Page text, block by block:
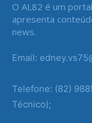
O AL82 é um
apresenta
news.
Email:
Telefone: (82)
Técnico);